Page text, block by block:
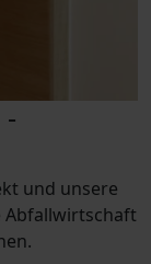
und unsere
Abfallwirtschaft